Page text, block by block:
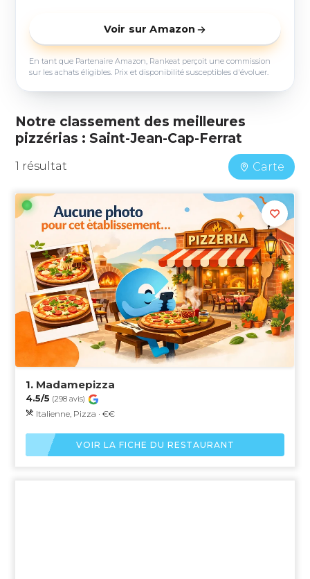
Voir sur Amazon
En tant que Partenaire Amazon, Rankeat perçoit une commission
sur les achats éligibles. Prix et disponibilité susceptibles d'évoluer.
Notre classement des meilleures
pizzérias : Saint-Jean-Cap-Ferrat
1 résultat Carte
1. Madamepizza
4.5/5 (298 avis)
Italienne, Pizza · €€
VOIR LA FICHE DU RESTAURANT